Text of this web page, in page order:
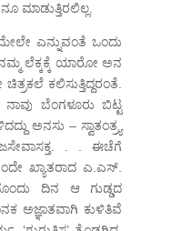
ಮಾಡುತ್ತಿರಲಿಲ್ಲ.
ಎನ್ನುವಂತೆ ಒಂದು
ಲೆಕ್ಕಕ್ಕೆ ಯಾರೋ ಅನ
ಕಲಿಸುತ್ತಿದ್ದರಂತೆ.
ನಾವು ಬೆಂಗಳೂರು ಬಿಟ್ಟ
ಅನಸು – ಸ್ವಾತಂತ್ರ್ಯ
. . ಈಚೆಗೆ
ಖ್ಯಾತರಾದ ಎ.ಎಸ್.
ದಿನ ಆ ಗುಡ್ಡದ
ಅಜ್ಞಾತವಾಗಿ ಕುಳಿತಿವೆ